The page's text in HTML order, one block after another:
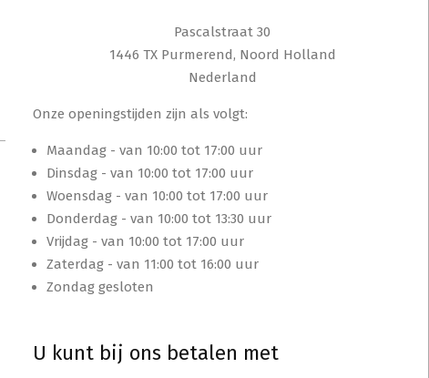
Pascalstraat 30
1446 TX Purmerend, Noord Holland
Nederland
Onze openingstijden zijn als volgt:
Maandag - van 10:00 tot 17:00 uur
Dinsdag - van 10:00 tot 17:00 uur
Woensdag - van 10:00 tot 17:00 uur
Donderdag - van 10:00 tot 13:30 uur
Vrijdag - van 10:00 tot 17:00 uur
Zaterdag - van 11:00 tot 16:00 uur
Zondag gesloten
U kunt bij ons betalen met